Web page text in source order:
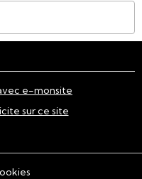
e-monsite
sur ce site